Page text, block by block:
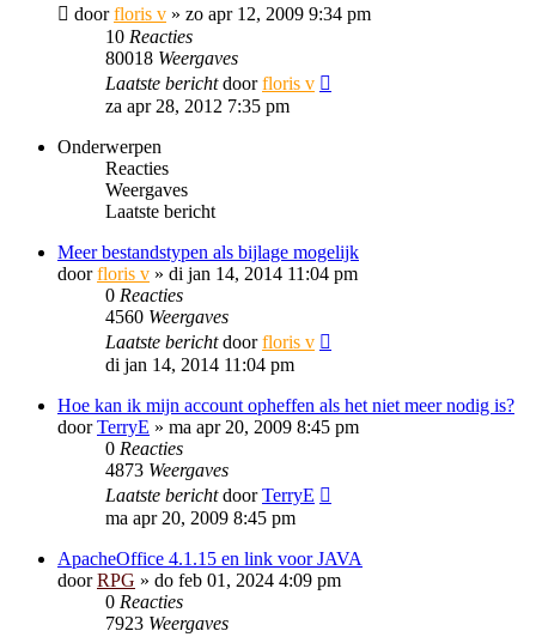
doorfloris v » zo apr 12, 2009 9:34 pm
10 Reacties
80018 Weergaves
Laatste berichtdoorfloris v
za apr 28, 2012 7:35 pm
Onderwerpen
Reacties
Weergaves
Laatste bericht
Meer bestandstypen als bijlage mogelijk
doorfloris v » di jan 14, 2014 11:04 pm
0 Reacties
4560 Weergaves
Laatste berichtdoorfloris v
di jan 14, 2014 11:04 pm
Hoe kan ik mijn account opheffen als het niet meer nodig is?
doorTerryE » ma apr 20, 2009 8:45 pm
0 Reacties
4873 Weergaves
Laatste berichtdoorTerryE
ma apr 20, 2009 8:45 pm
ApacheOffice 4.1.15 en link voor JAVA
doorRPG » do feb 01, 2024 4:09 pm
0 Reacties
7923 Weergaves